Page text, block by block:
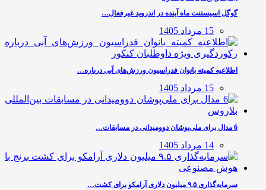
گوگل اسیستنت ماه آینده در اندروید غیرفعال…
15 مرداد 1405
اطلاعیه کمیته بانوان فدراسیون ورزش‌های آبی درباره…
15 مرداد 1405
6 مدال برای ملی‌پوشان دوومیدانی در مسابقات…
14 مرداد 1405
سرمایه‌گذاری ۹.۵ میلیون دلاری آرامکو برای کشت…